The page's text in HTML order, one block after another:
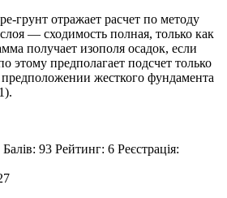
грунт отражает расчет по методу
— сходимость полная, только как
получает изополя осадок, если
этому предполагает подсчет только
жесткого фундамента
93 Рейтинг: 6 Реєстрація: